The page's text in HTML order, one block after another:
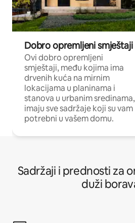
Dobro opremljeni smještaji
Ovi dobro opremljeni
smještaji, među kojima ima
drvenih kuća na mirnim
lokacijama u planinama i
stanova u urbanim sredinama,
imaju sve sadržaje koji su vam
potrebni u vašem domu.
Sadržaji i prednosti za
duži